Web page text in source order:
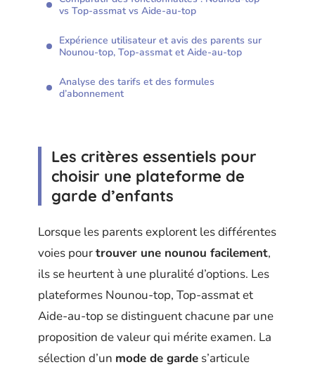
vs Top-assmat vs Aide-au-top
Expérience utilisateur et avis des parents sur
Nounou-top, Top-assmat et Aide-au-top
Analyse des tarifs et des formules
d’abonnement
Les critères essentiels pour
choisir une plateforme de
garde d’enfants
Lorsque les parents explorent les différentes
voies pourtrouver une nounou facilement,
ils se heurtent à une pluralité d’options. Les
plateformes Nounou-top, Top-assmat et
Aide-au-top se distinguent chacune par une
proposition de valeur qui mérite examen. La
sélection d’un mode de garde s’articule